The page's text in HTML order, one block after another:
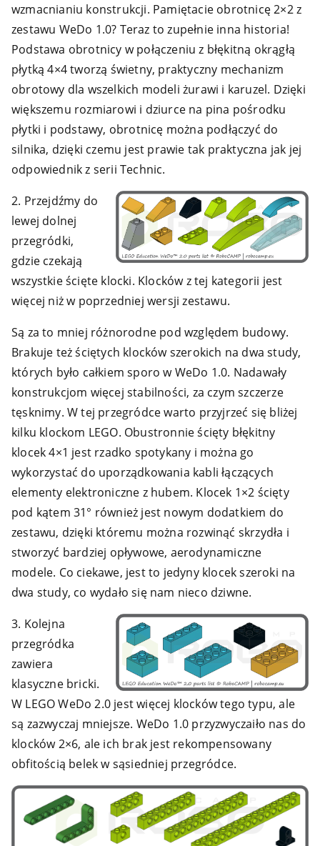
wzmacnianiu konstrukcji. Pamiętacie obrotnicę 2×2 z
zestawu WeDo 1.0? Teraz to zupełnie inna historia!
Podstawa obrotnicy w połączeniu z błękitną okrągłą
płytką 4×4 tworzą świetny, praktyczny mechanizm
obrotowy dla wszelkich modeli żurawi i karuzel. Dzięki
większemu rozmiarowi i dziurce na pina pośrodku
płytki i podstawy, obrotnicę można podłączyć do
silnika, dzięki czemu jest prawie tak praktyczna jak jej
odpowiednik z serii Technic.
2. Przejdźmy do
lewej dolnej
przegródki,
gdzie czekają
wszystkie ścięte klocki. Klocków z tej kategorii jest
więcej niż w poprzedniej wersji zestawu.
Są za to mniej różnorodne pod względem budowy.
Brakuje też ściętych klocków szerokich na dwa study,
których było całkiem sporo w WeDo 1.0. Nadawały
konstrukcjom więcej stabilności, za czym szczerze
tęsknimy. W tej przegródce warto przyjrzeć się bliżej
kilku klockom LEGO. Obustronnie ścięty błękitny
klocek 4×1 jest rzadko spotykany i można go
wykorzystać do uporządkowania kabli łączących
elementy elektroniczne z hubem. Klocek 1×2 ścięty
pod kątem 31° również jest nowym dodatkiem do
zestawu, dzięki któremu można rozwinąć skrzydła i
stworzyć bardziej opływowe, aerodynamiczne
modele. Co ciekawe, jest to jedyny klocek szeroki na
dwa study, co wydało się nam nieco dziwne.
3. Kolejna
przegródka
zawiera
klasyczne bricki.
W LEGO WeDo 2.0 jest więcej klocków tego typu, ale
są zazwyczaj mniejsze. WeDo 1.0 przyzwyczaiło nas do
klocków 2×6, ale ich brak jest rekompensowany
obfitością belek w sąsiedniej przegródce.